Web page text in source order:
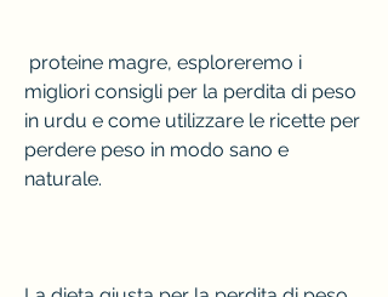
migliori consigli per la perdita di peso
in urdu e come utilizzare le ricette per
perdere peso in modo sano e
naturale.